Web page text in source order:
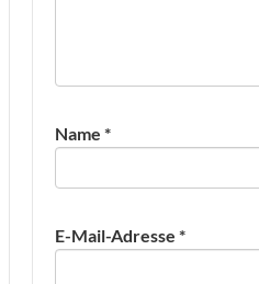
Name *
E-Mail-Adresse *